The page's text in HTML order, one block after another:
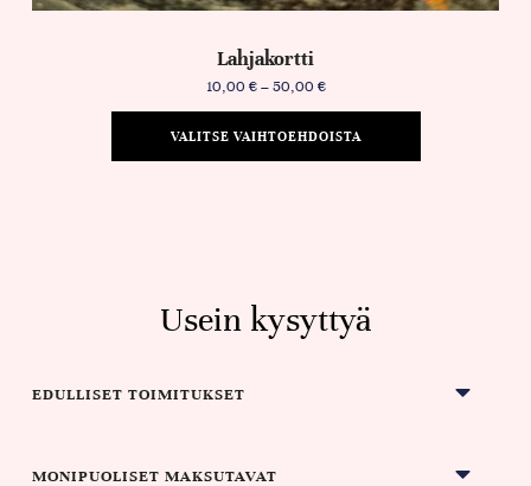
Lahjakortti
10,00 € – 50,00 €
VALITSE VAIHTOEHDOISTA
Usein kysyttyä
EDULLISET TOIMITUKSET
MONIPUOLISET MAKSUTAVAT